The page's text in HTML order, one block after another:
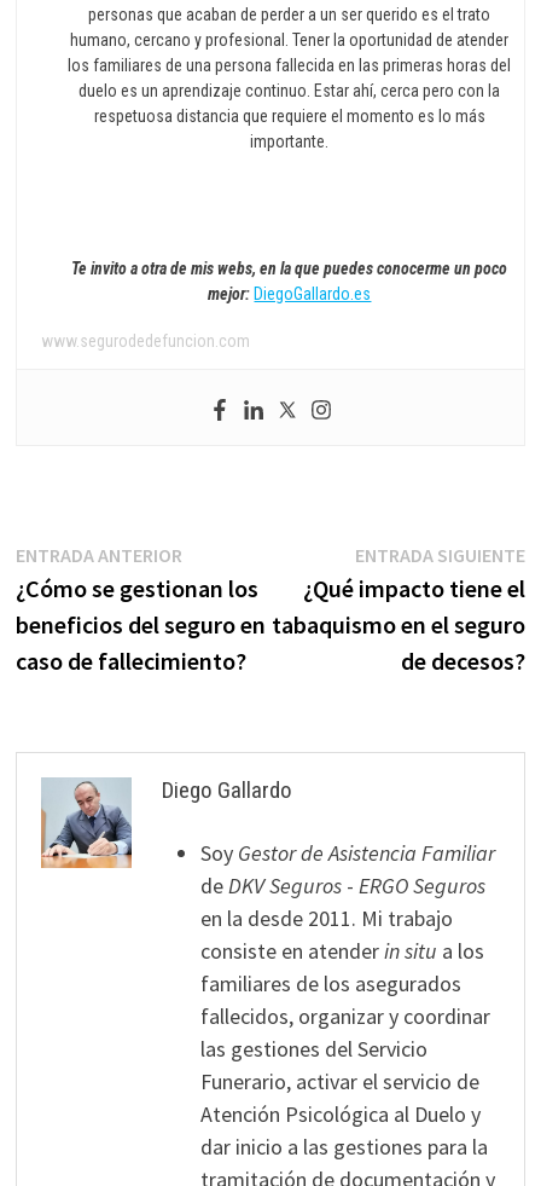
personas que acaban de perder a un ser querido es el trato
humano, cercano y profesional. Tener la oportunidad de atender
los familiares de una persona fallecida en las primeras horas del
duelo es un aprendizaje continuo. Estar ahí, cerca pero con la
respetuosa distancia que requiere el momento es lo más
importante.
Te invito a otra de mis webs, en la que puedes conocerme un poco
mejor: DiegoGallardo.es
www.segurodedefuncion.com
Navegación
de
entradas
ENTRADA ANTERIOREntrada
anterior:
¿Cómo se gestionan los
beneficios del seguro en
caso de fallecimiento?
ENTRADA SIGUIENTE
¿Qué impacto tiene el
tabaquismo en el seguro
de decesos?
Diego Gallardo
Soy Gestor de Asistencia Familiar
deDKV Seguros- ERGO Seguros
en la desde 2011. Mi trabajo
consiste en atenderin situ a los
familiares de los asegurados
fallecidos, organizar y coordinar
las gestiones del Servicio
Funerario, activar el servicio de
Atención Psicológica al Duelo y
dar inicio a las gestiones para la
tramitación de documentación y